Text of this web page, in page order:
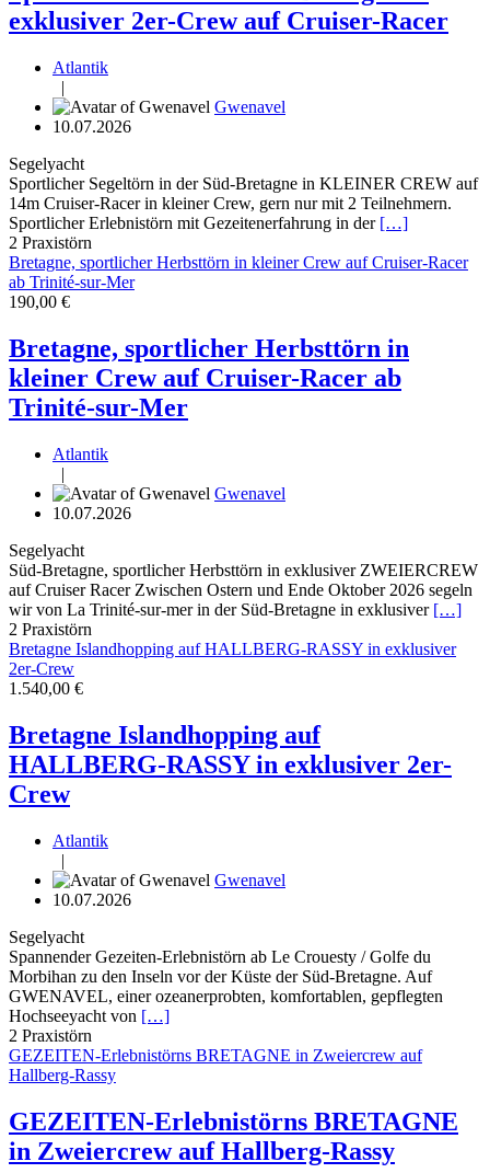
exklusiver 2er-Crew auf Cruiser-Racer
Atlantik
|
Gwenavel
10.07.2026
Segelyacht
Sportlicher Segeltörn in der Süd-Bretagne in KLEINER CREW auf
14m Cruiser-Racer in kleiner Crew, gern nur mit 2 Teilnehmern.
Sportlicher Erlebnistörn mit Gezeitenerfahrung in der […]
2 Praxistörn
Bretagne, sportlicher Herbsttörn in kleiner Crew auf Cruiser-Racer
ab Trinité-sur-Mer
190,00 €
Bretagne, sportlicher Herbsttörn in
kleiner Crew auf Cruiser-Racer ab
Trinité-sur-Mer
Atlantik
|
Gwenavel
10.07.2026
Segelyacht
Süd-Bretagne, sportlicher Herbsttörn in exklusiver ZWEIERCREW
auf Cruiser Racer Zwischen Ostern und Ende Oktober 2026 segeln
wir von La Trinité-sur-mer in der Süd-Bretagne in exklusiver […]
2 Praxistörn
Bretagne Islandhopping auf HALLBERG-RASSY in exklusiver
2er-Crew
1.540,00 €
Bretagne Islandhopping auf
HALLBERG-RASSY in exklusiver 2er-
Crew
Atlantik
|
Gwenavel
10.07.2026
Segelyacht
Spannender Gezeiten-Erlebnistörn ab Le Crouesty / Golfe du
Morbihan zu den Inseln vor der Küste der Süd-Bretagne. Auf
GWENAVEL, einer ozeanerprobten, komfortablen, gepflegten
Hochseeyacht von […]
2 Praxistörn
GEZEITEN-Erlebnistörns BRETAGNE in Zweiercrew auf
Hallberg-Rassy
GEZEITEN-Erlebnistörns BRETAGNE
in Zweiercrew auf Hallberg-Rassy